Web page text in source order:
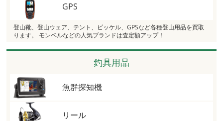
GPS
登山靴、登山ウェア、テント、ピッケル、GPSなど各種登山用品を買取
ります。 モンベルなどの人気ブランドは査定額アップ！
釣具用品
魚群探知機
リール